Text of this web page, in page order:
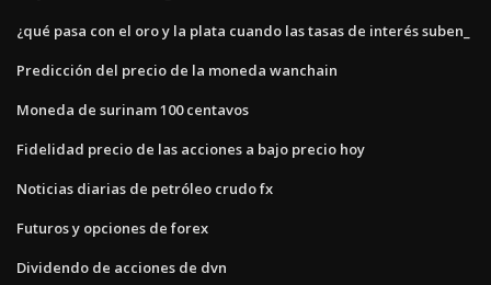
¿qué pasa con el oro y la plata cuando las tasas de interés suben_
Predicción del precio de la moneda wanchain
Moneda de surinam 100 centavos
Fidelidad precio de las acciones a bajo precio hoy
Noticias diarias de petróleo crudo fx
Futuros y opciones de forex
Dividendo de acciones de dvn